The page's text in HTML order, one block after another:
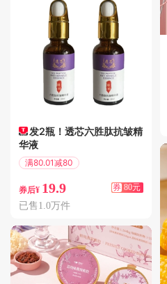
发2瓶！透芯六胜肽抗皱精
华液
满80.01减80
券后¥ 19.9 券 80元
已售1.0万件